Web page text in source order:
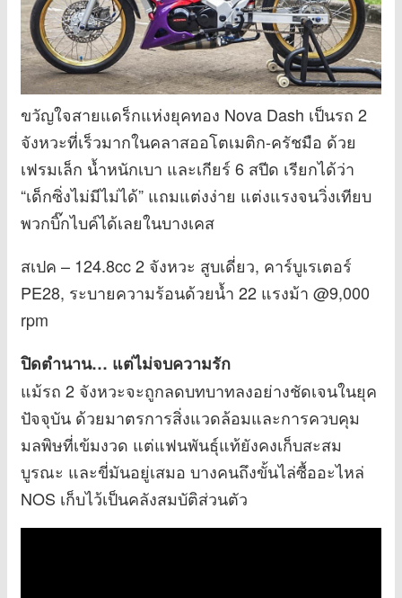
ขวัญใจสายแดร็กแห่งยุคทอง Nova Dash เป็นรถ 2
จังหวะที่เร็วมากในคลาสออโตเมติก-ครัชมือ ด้วย
เฟรมเล็ก น้ำหนักเบา และเกียร์ 6 สปีด เรียกได้ว่า
“เด็กซิ่งไม่มีไม่ได้” แถมแต่งง่าย แต่งแรงจนวิ่งเทียบ
พวกบิ๊กไบค์ได้เลยในบางเคส
สเปค – 124.8cc 2 จังหวะ สูบเดี่ยว, คาร์บูเรเตอร์
PE28, ระบายความร้อนด้วยน้ำ 22 แรงม้า @9,000
rpm
ปิดตำนาน… แต่ไม่จบความรัก
แม้รถ 2 จังหวะจะถูกลดบทบาทลงอย่างชัดเจนในยุค
ปัจจุบัน ด้วยมาตรการสิ่งแวดล้อมและการควบคุม
มลพิษที่เข้มงวด แต่แฟนพันธุ์แท้ยังคงเก็บสะสม
บูรณะ และขี่มันอยู่เสมอ บางคนถึงขั้นไล่ซื้ออะไหล่
NOS เก็บไว้เป็นคลังสมบัติส่วนตัว